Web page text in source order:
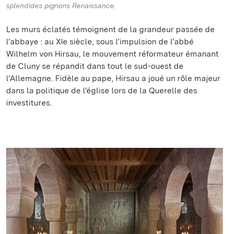
splendides pignons Renaissance.
Les murs éclatés témoignent de la grandeur passée de
l’abbaye : au XIe siècle, sous l’impulsion de l’abbé
Wilhelm von Hirsau, le mouvement réformateur émanant
de Cluny se répandit dans tout le sud-ouest de
l’Allemagne. Fidèle au pape, Hirsau a joué un rôle majeur
dans la politique de l’église lors de la Querelle des
investitures.